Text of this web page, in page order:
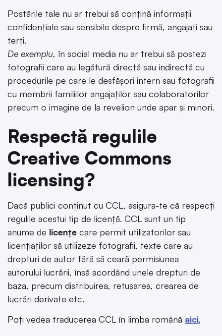
Postările tale nu ar trebui să conțină informații
confidențiale sau sensibile despre firmă, angajați sau
terți.
De exemplu, în social media nu ar trebui să postezi
fotografii care au legătură directă sau indirectă cu
procedurile pe care le desfășori intern sau fotografii
cu membrii familiilor angajaților sau colaboratorilor
precum o imagine de la revelion unde apar și minori.
Respectă regulile
Creative Commons
licensing?
Dacă publici conținut cu CCL, asigura-te că respecți
regulile acestui tip de licență. CCL sunt un tip
anume de licențe care permit utilizatorilor sau
licențiaților să utilizeze fotografii, texte care au
drepturi de autor fără să ceară permisiunea
autorului lucrării, însă acordând unele drepturi de
baza, precum distribuirea, retușarea, crearea de
lucrări derivate etc.
Poți vedea traducerea CCL în limba română aici,